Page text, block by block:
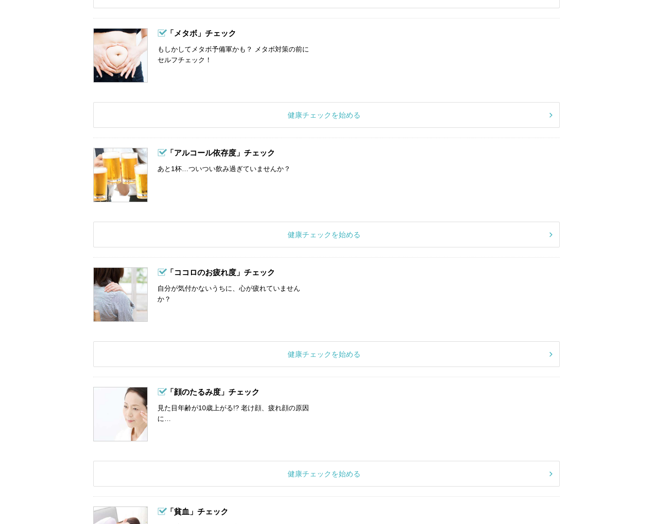
「メタボ」チェック
もしかしてメタボ予備軍かも？ メタボ対策の前に
セルフチェック！
健康チェックを始める
「アルコール依存度」チェック
あと1杯…ついつい飲み過ぎていませんか？
健康チェックを始める
「ココロのお疲れ度」チェック
自分が気付かないうちに、心が疲れていません
か？
健康チェックを始める
「顔のたるみ度」チェック
見た目年齢が10歳上がる!? 老け顔、疲れ顔の原因
に…
健康チェックを始める
「貧血」チェック